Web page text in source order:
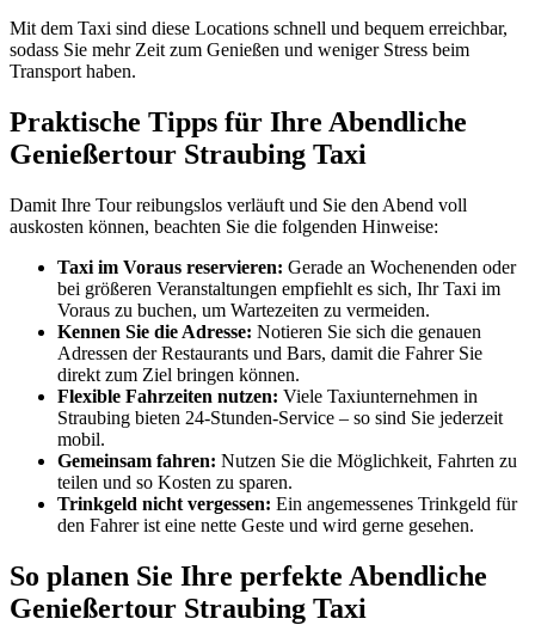
Mit dem Taxi sind diese Locations schnell und bequem erreichbar,
sodass Sie mehr Zeit zum Genießen und weniger Stress beim
Transport haben.
Praktische Tipps für Ihre Abendliche
Genießertour Straubing Taxi
Damit Ihre Tour reibungslos verläuft und Sie den Abend voll
auskosten können, beachten Sie die folgenden Hinweise:
Taxi im Voraus reservieren: Gerade an Wochenenden oder
bei größeren Veranstaltungen empfiehlt es sich, Ihr Taxi im
Voraus zu buchen, um Wartezeiten zu vermeiden.
Kennen Sie die Adresse: Notieren Sie sich die genauen
Adressen der Restaurants und Bars, damit die Fahrer Sie
direkt zum Ziel bringen können.
Flexible Fahrzeiten nutzen: Viele Taxiunternehmen in
Straubing bieten 24-Stunden-Service – so sind Sie jederzeit
mobil.
Gemeinsam fahren: Nutzen Sie die Möglichkeit, Fahrten zu
teilen und so Kosten zu sparen.
Trinkgeld nicht vergessen: Ein angemessenes Trinkgeld für
den Fahrer ist eine nette Geste und wird gerne gesehen.
So planen Sie Ihre perfekte Abendliche
Genießertour Straubing Taxi